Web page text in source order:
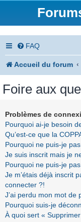
FAQ
Accueil du forum
Foire aux
Problèmes de
Pourquoi ai-je besoin
Qu’est-ce que la
Pourquoi ne puis-je
Je suis inscrit mais je
Pourquoi ne puis-je
Je m’étais déjà inscrit
connecter ?!
J’ai perdu mon mot de
Pourquoi suis-je
À quoi sert «